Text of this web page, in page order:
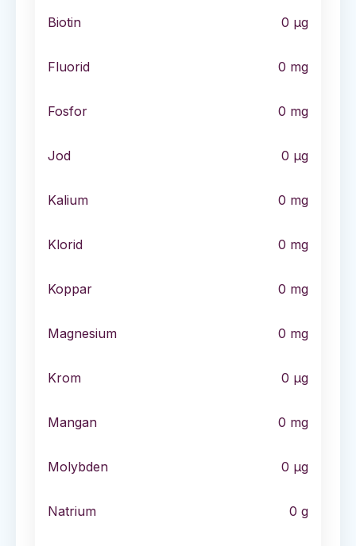
Biotin 0 µg
Fluorid 0 mg
Fosfor 0 mg
Jod 0 µg
Kalium 0 mg
Klorid 0 mg
Koppar 0 mg
Magnesium 0 mg
Krom 0 µg
Mangan 0 mg
Molybden 0 µg
Natrium 0 g